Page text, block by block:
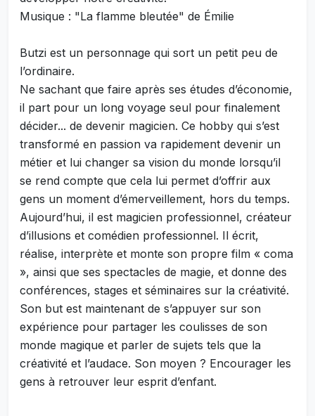
Musique : "La flamme bleutée" de Émilie
Butzi est un personnage qui sort un petit peu de
l’ordinaire.
Ne sachant que faire après ses études d’économie,
il part pour un long voyage seul pour finalement
décider... de devenir magicien. Ce hobby qui s’est
transformé en passion va rapidement devenir un
métier et lui changer sa vision du monde lorsqu’il
se rend compte que cela lui permet d’offrir aux
gens un moment d’émerveillement, hors du temps.
Aujourd’hui, il est magicien professionnel, créateur
d’illusions et comédien professionnel. Il écrit,
réalise, interprète et monte son propre film « coma
», ainsi que ses spectacles de magie, et donne des
conférences, stages et séminaires sur la créativité.
Son but est maintenant de s’appuyer sur son
expérience pour partager les coulisses de son
monde magique et parler de sujets tels que la
créativité et l’audace. Son moyen ? Encourager les
gens à retrouver leur esprit d’enfant.